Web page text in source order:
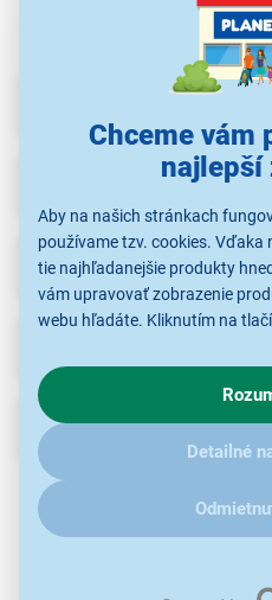
Chceme vám
najlepší
Aby na našich stránkach
používame tzv. cookies.
tie najhľadanejšie produkty
vám upravovať zobrazenie
webu hľadáte. Kliknutím na
o chovaní na webe pre
V prípade že vás zaujímajú
ďalšími údaji pracujeme, kliknite
Detailné
Vlastnosti
2 prednastavené čistiace a
programy